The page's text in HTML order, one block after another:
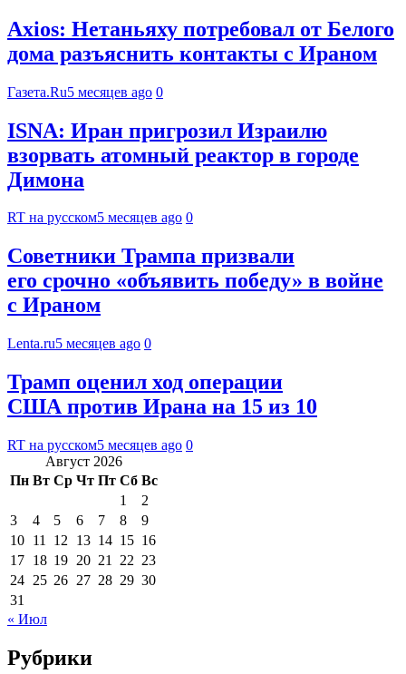
Axios: Нетаньяху потребовал от Белого
дома разъяснить контакты с Ираном
Газета.Ru5 месяцев ago 0
ISNA: Иран пригрозил Израилю
взорвать атомный реактор в городе
Димона
RT на русском5 месяцев ago 0
Советники Трампа призвали
его срочно «объявить победу» в войне
с Ираном
Lenta.ru5 месяцев ago 0
Трамп оценил ход операции
США против Ирана на 15 из 10
RT на русском5 месяцев ago 0
Август 2026
Пн Вт Ср Чт Пт Сб Вс
1
2
3
4 5 6 7 8
9
10 11 12 13 14 15 16
17 18 19 20 21 22 23
24 25 26 27 28 29 30
31
« Июл
Рубрики